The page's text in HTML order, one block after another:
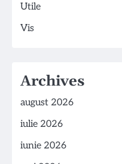
Utile
Vis
Archives
august 2026
iulie 2026
iunie 2026